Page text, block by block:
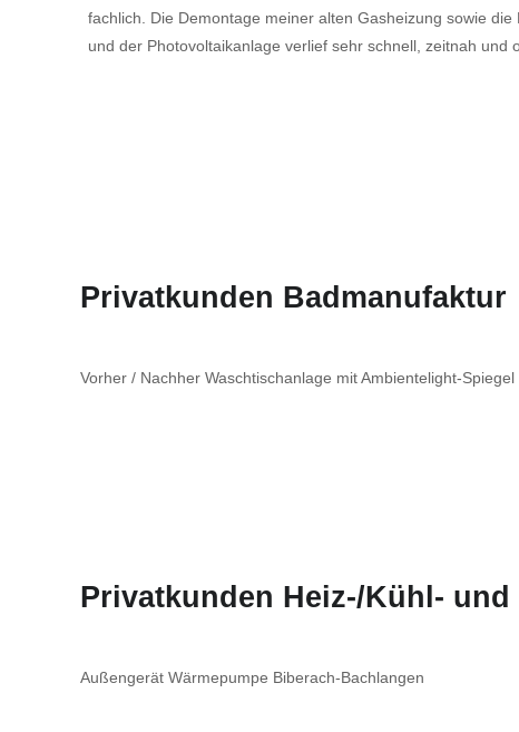
fachlich. Die Demontage meiner alten Gasheizung sowie
und der Photovoltaikanlage verlief sehr schnell, zeitnah und
Privatkunden Badmanufaktur
Vorher / Nachher Waschtischanlage mit Ambientelight-Spiegel
Privatkunden Heiz-/Kühl-
Außengerät Wärmepumpe Biberach-Bachlangen